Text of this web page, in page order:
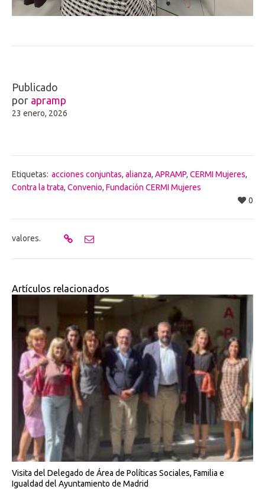
Publicado
por apramp
23 enero, 2026
Etiquetas: acciones conjuntas, alianza, APRAMP, CERMI Mujeres,
Contra la trata, Convenio, Fundación CERMI Mujeres
0
valores.
Artículos relacionados
Visita del Delegado de Área de Políticas Sociales, Familia e
Igualdad del Ayuntamiento de Madrid